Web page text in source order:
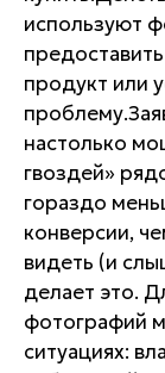
используют
продукт или
настолько
гвоздей»
гораздо
конверсии,
видеть (и
делает это.
фотографий
ситуациях: